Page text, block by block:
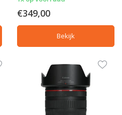
€349,00
Bekijk